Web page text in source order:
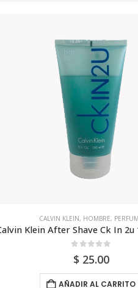
CALVIN KLEIN, HOMBRE,
out of 5
$ 25.00
AÑADIR AL CARRITO